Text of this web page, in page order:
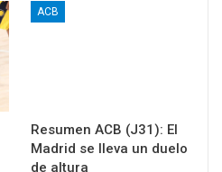
ACB
Resumen ACB (J31): El
Madrid se lleva un duelo
de altura